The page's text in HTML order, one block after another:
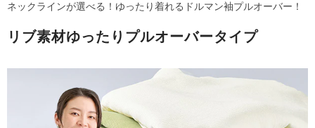
ネックラインが選べる！ゆったり着れるドルマン袖プルオーバー！
リブ素材ゆったりプルオーバータイプ